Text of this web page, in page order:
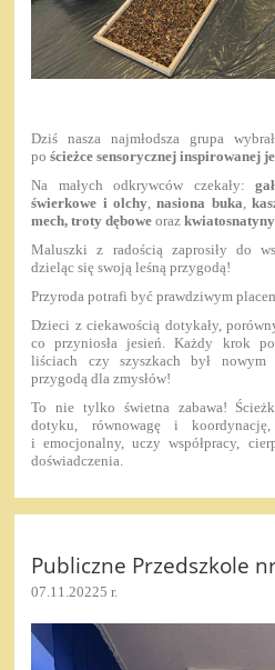
Dziś nasza najmłodsza grupa
pościeżce sensorycznej inspirowanej
Na małych odkrywców czekały:
świerkowe i olchy,nasiona buka,
mech, troty dęboweoraz
Maluszki z radością zaprosiły do
dzieląc się swoją leśną przygodą!
Przyroda potrafi być prawdziwym
Dzieci z ciekawością dotykały,
co przyniosła jesień. Każdy krok
liściach czy szyszkach był nowym
przygodą dla zmysłów!
To nie tylko świetna zabawa!
dotyku, równowagę i
i emocjonalny, uczy współpracy,
doświadczenia.
Publiczne Przedszkole
07.11.20225 r.